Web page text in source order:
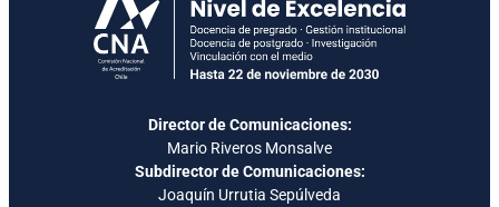
Director de Comunicaciones:
Mario Riveros Monsalve
Subdirector de Comunicaciones:
Joaquín Urrutia Sepúlveda